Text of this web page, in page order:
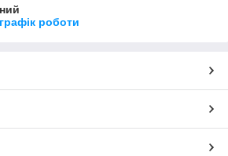
роботи